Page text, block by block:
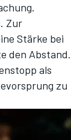
Zur
Stärke bei
den Abstand.
als
zu